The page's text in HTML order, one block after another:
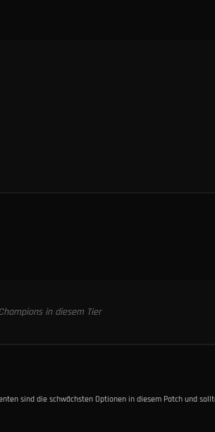
in diesem Tier
sind die schwächsten Optionen in diesem Patch und